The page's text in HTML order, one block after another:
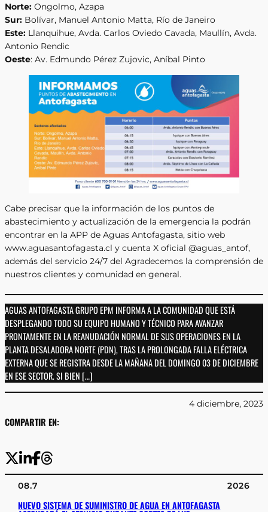
Norte: Ongolmo, Azapa
Sur: Bolívar, Manuel Antonio Matta, Río de Janeiro
Este: Llanquihue, Avda. Carlos Oviedo Cavada, Maullín, Avda.
Antonio Rendic
Oeste: Av. Edmundo Pérez Zujovic, Aníbal Pinto
Cabe precisar que la información de los puntos de
abastecimiento y actualización de la emergencia la podrán
encontrar en la APP de Aguas Antofagasta, sitio web
www.aguasantofagasta.cl y cuenta X oficial @aguas_antof,
además del servicio 24/7 del Agradecemos la comprensión de
nuestros clientes y comunidad en general.
AGUAS ANTOFAGASTA GRUPO EPM INFORMA A LA COMUNIDAD QUE ESTÁ
DESPLEGANDO TODO SU EQUIPO HUMANO Y TÉCNICO PARA AVANZAR
PRONTAMENTE EN LA REANUDACIÓN NORMAL DE SUS OPERACIONES EN LA
PLANTA DESALADORA NORTE (PDN), TRAS LA PROLONGADA FALLA ELÉCTRICA
EXTERNA QUE SE REGISTRA DESDE LA MAÑANA DEL DOMINGO 03 DE DICIEMBRE
EN ESE SECTOR. SI BIEN […]
COMPARTIR EN:
4 diciembre, 2023
08.7 2026
NUEVO SISTEMA DE SUMINISTRO DE AGUA EN ANTOFAGASTA